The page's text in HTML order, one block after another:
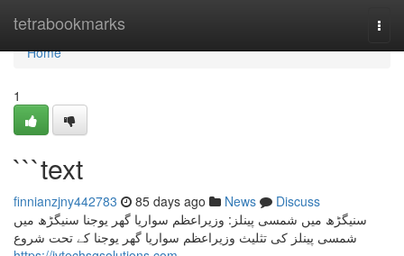
tetrabookmarks
Home
Home
1
```text
finnianzjny442783 85 days ago News
Discuss
سنیگڑھ میں شمسی پینلز: وزیراعظم سواریا گھر یوجنا سنیگڑھ میں
شمسی پینلز کی تثلیث وزیراعظم سواریا گھر یوجنا کے تحت شروع